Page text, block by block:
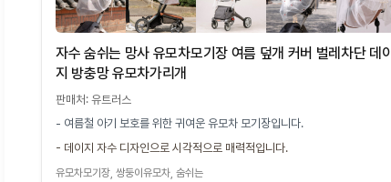
자수 숨쉬는 망사 유모차모기장 여름 덮개 커버 벌레차단 데이
지 방충망 유모차가리개
판매처: 유트러스
- 여름철 아기 보호를 위한 귀여운 유모차 모기장입니다.
- 데이지 자수 디자인으로 시각적으로 매력적입니다.
유모차모기장, 쌍둥이유모차, 숨쉬는